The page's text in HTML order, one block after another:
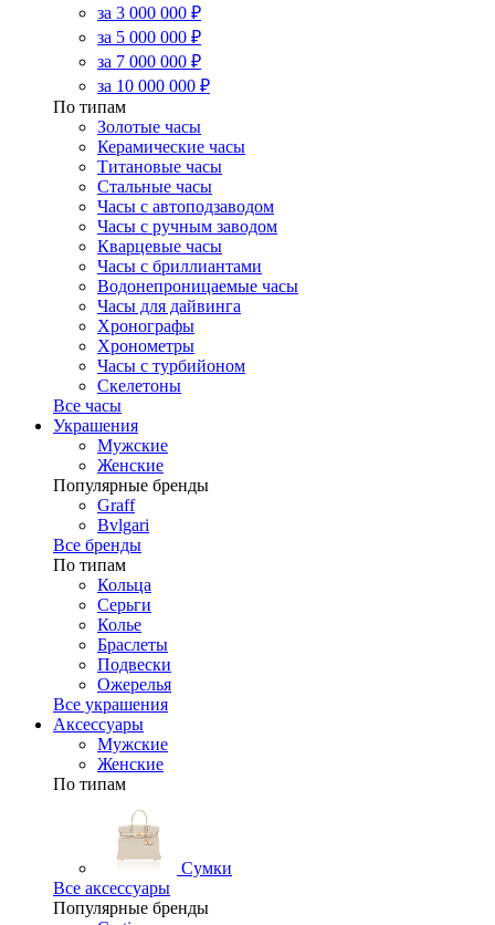
за 3 000 000 ₽
за 5 000 000 ₽
за 7 000 000 ₽
за 10 000 000 ₽
По типам
Золотые часы
Керамические часы
Титановые часы
Стальные часы
Часы с автоподзаводом
Часы с ручным заводом
Кварцевые часы
Часы с бриллиантами
Водонепроницаемые часы
Часы для дайвинга
Хронографы
Хронометры
Часы с турбийоном
Скелетоны
Все часы
Украшения
Мужские
Женские
Популярные бренды
Graff
Bvlgari
Все бренды
По типам
Кольца
Серьги
Колье
Браслеты
Подвески
Ожерелья
Все украшения
Аксессуары
Мужские
Женские
По типам
Сумки
Все аксессуары
Популярные бренды